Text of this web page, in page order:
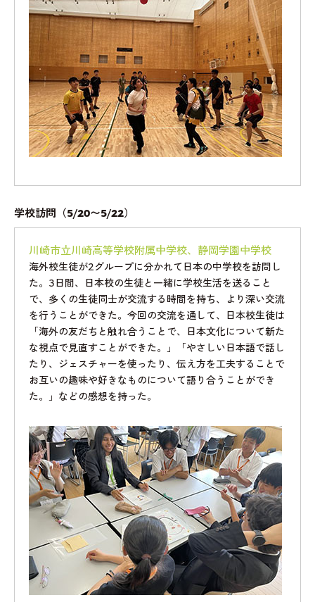
学校訪問（5/20〜5/22）
川崎市立川崎高等学校附属中学校、静岡学園中学校
海外校生徒が2グループに分かれて日本の中学校を訪問し
た。3日間、日本校の生徒と一緒に学校生活を送ること
で、多くの生徒同士が交流する時間を持ち、より深い交流
を行うことができた。今回の交流を通して、日本校生徒は
「海外の友だちと触れ合うことで、日本文化について新た
な視点で見直すことができた。」「やさしい日本語で話し
たり、ジェスチャーを使ったり、伝え方を工夫することで
お互いの趣味や好きなものについて語り合うことができ
た。」などの感想を持った。